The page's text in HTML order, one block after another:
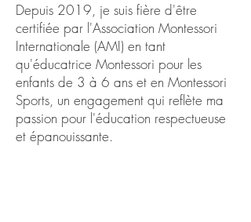
Depuis 2019, je suis fière d'être
certifiée par l'Association Montessori
Internationale (AMI) en tant
qu'éducatrice Montessori pour les
enfants de 3 à 6 ans et en Montessori
Sports, un engagement qui reflète ma
passion pour l'éducation respectueuse
et épanouissante.